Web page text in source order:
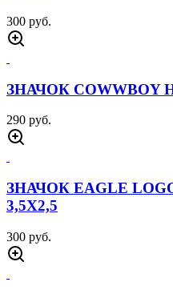
300 руб.
ЗНАЧОК COWWBOY
290 руб.
ЗНАЧОК EAGLE
3,5Х2,5
300 руб.